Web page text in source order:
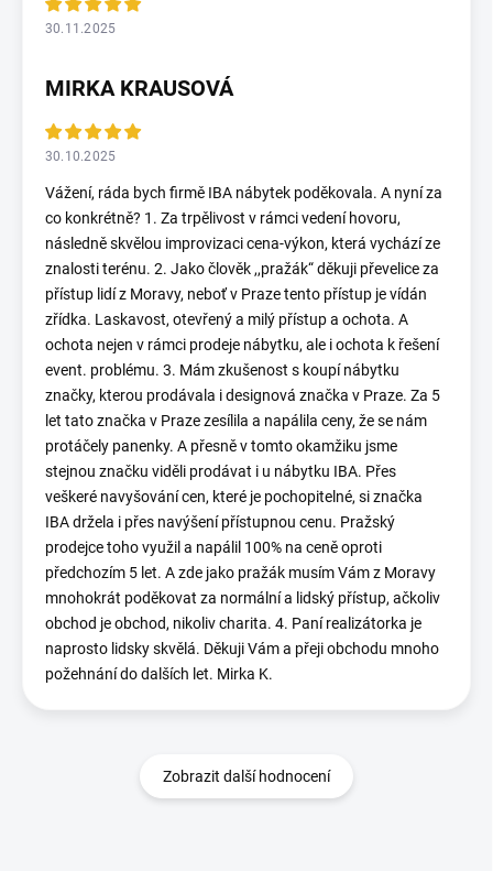
30.11.2025
MIRKA KRAUSOVÁ
30.10.2025
Vážení, ráda bych firmě IBA nábytek poděkovala. A nyní za
co konkrétně? 1. Za trpělivost v rámci vedení hovoru,
následně skvělou improvizaci cena-výkon, která vychází ze
znalosti terénu. 2. Jako člověk ,,pražák“ děkuji převelice za
přístup lidí z Moravy, neboť v Praze tento přístup je vídán
zřídka. Laskavost, otevřený a milý přístup a ochota. A
ochota nejen v rámci prodeje nábytku, ale i ochota k řešení
event. problému. 3. Mám zkušenost s koupí nábytku
značky, kterou prodávala i designová značka v Praze. Za 5
let tato značka v Praze zesílila a napálila ceny, že se nám
protáčely panenky. A přesně v tomto okamžiku jsme
stejnou značku viděli prodávat i u nábytku IBA. Přes
veškeré navyšování cen, které je pochopitelné, si značka
IBA držela i přes navýšení přístupnou cenu. Pražský
prodejce toho využil a napálil 100% na ceně oproti
předchozím 5 let. A zde jako pražák musím Vám z Moravy
mnohokrát poděkovat za normální a lidský přístup, ačkoliv
obchod je obchod, nikoliv charita. 4. Paní realizátorka je
naprosto lidsky skvělá. Děkuji Vám a přeji obchodu mnoho
požehnání do dalších let. Mirka K.
Zobrazit další hodnocení